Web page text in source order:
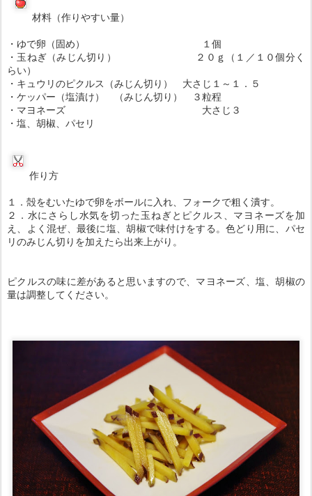
材料（作りやすい量）
・ゆで卵（固め） １個
・玉ねぎ（みじん切り） ２０ｇ（１／１０個分く
らい）
・キュウリのピクルス（みじん切り） 大さじ１～１．５
・ケッパー（塩漬け） （みじん切り） ３粒程
・マヨネーズ 大さじ３
・塩、胡椒、パセリ
作り方
１．殻をむいたゆで卵をボールに入れ、フォークで粗く潰す。
２．水にさらし水気を切った玉ねぎとピクルス、マヨネーズを加
え、よく混ぜ、最後に塩、胡椒で味付けをする。色どり用に、パセ
リのみじん切りを加えたら出来上がり。
ピクルスの味に差があると思いますので、マヨネーズ、塩、胡椒の
量は調整してください。